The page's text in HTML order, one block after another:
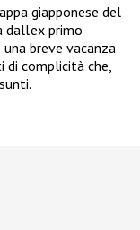
giapponese del
primo
breve vacanza
complicità che,